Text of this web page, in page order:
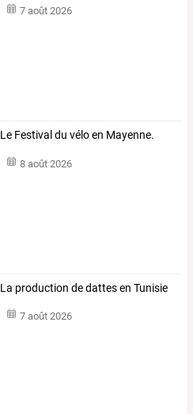
7 août 2026
Le Festival du vélo en Mayenne.
8 août 2026
La production de dattes en Tunisie
7 août 2026